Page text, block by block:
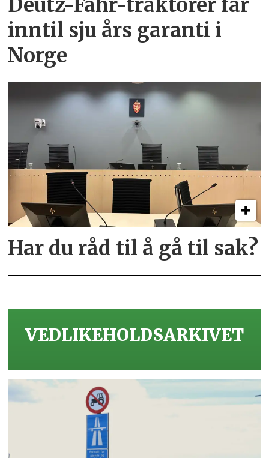
Deutz-Fahr-traktorer får
inntil sju års garanti i
Norge
Har du råd til å gå til sak?
VEDLIKEHOLDS­ARKIVET